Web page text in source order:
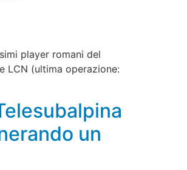
player romani del
(ultima operazione:
un